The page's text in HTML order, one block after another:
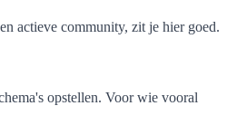
actieve community, zit je hier goed.
opstellen. Voor wie vooral